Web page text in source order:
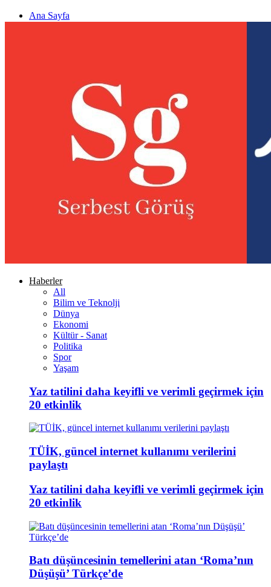
Ana Sayfa
Haberler
All
Bilim ve Teknolji
Dünya
Ekonomi
Kültür - Sanat
Politika
Spor
Yaşam
Yaz tatilini daha keyifli ve verimli geçirmek için
20 etkinlik
TÜİK, güncel internet kullanımı verilerini
paylaştı
Yaz tatilini daha keyifli ve verimli geçirmek için
20 etkinlik
Batı düşüncesinin temellerini atan ‘Roma’nın
Düşüşü’ Türkçe’de